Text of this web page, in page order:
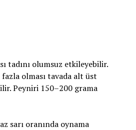
tadını olumsuz etkileyebilir.
olması tavada alt üst
Peyniri 150–200 grama
sarı oranında oynama